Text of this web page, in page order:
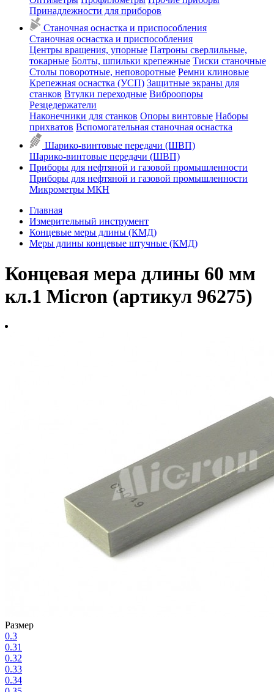
Принадлежности для приборов
Станочная оснастка и приспособления
Станочная оснастка и приспособления
Центры вращения, упорные Патроны сверлильные,
токарные Болты, шпильки крепежные Тиски станочные
Столы поворотные, неповоротные Ремни клиновые
Крепежная оснастка (УСП) Защитные экраны для
станков Втулки переходные Виброопоры
Резцедержатели
Наконечники для станков Опоры винтовые Наборы
прихватов Вспомогательная станочная оснастка
Шарико-винтовые передачи (ШВП)
Шарико-винтовые передачи (ШВП)
Приборы для нефтяной и газовой промышленности
Приборы для нефтяной и газовой промышленности
Микрометры МКН
Главная
Измерительный инструмент
Концевые меры длины (КМД)
Меры длины концевые штучные (КМД)
Концевая мера длины 60 мм
кл.1 Micron (артикул 96275)
Размер
0.3
0.31
0.32
0.33
0.34